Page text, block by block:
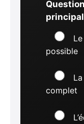
principal
possible
complet